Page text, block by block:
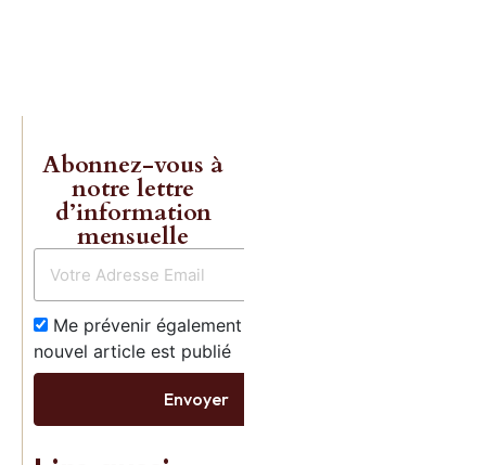
Abonnez-vous à
notre lettre
d’information
mensuelle
Me prévenir également dès qu’un
nouvel article est publié
Envoyer